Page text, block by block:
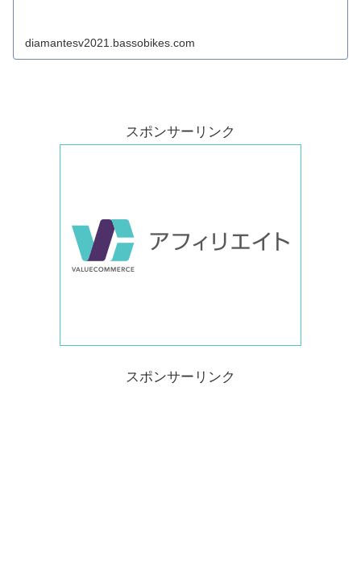
diamantesv2021.bassobikes.com
スポンサーリンク
スポンサーリンク